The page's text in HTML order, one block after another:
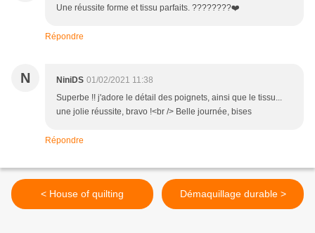
Une réussite forme et tissu parfaits. ????????❤️
Répondre
N NiniDS 01/02/2021 11:38
Superbe !! j'adore le détail des poignets, ainsi que le tissu...
une jolie réussite, bravo !<br /> Belle journée, bises
Répondre
< House of quilting Démaquillage durable >